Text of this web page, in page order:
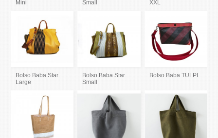
Mini
Small
XXL
Bolso Baba Star
Large
Bolso Baba Star
Small
Bolso Baba TULPI